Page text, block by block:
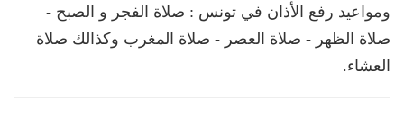
ومواعيد رفع الأذان في تونس : صلاة الفجر و الصبح -
صلاة الظهر - صلاة العصر - صلاة المغرب وكذالك صلاة
العشاء.